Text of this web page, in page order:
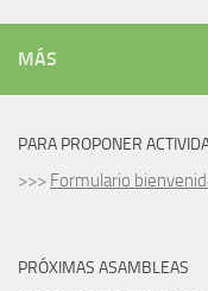
MÁS
PARA PROPONER
>>> Formulario
PRÓXIMAS ASAMBLEAS